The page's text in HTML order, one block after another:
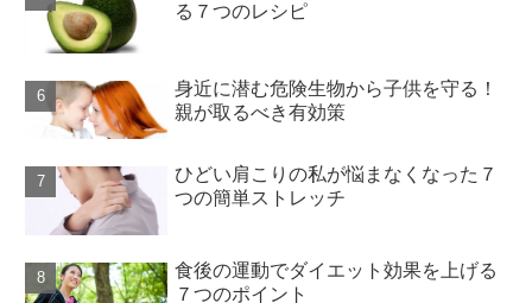
る７つのレシピ
身近に潜む危険生物から子供を守る！
親が取るべき有効策
ひどい肩こりの私が悩まなくなった７
つの簡単ストレッチ
食後の運動でダイエット効果を上げる
７つのポイント